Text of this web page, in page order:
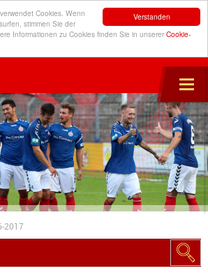
Verstanden
Cookies. Wenn
stimmen Sie der
Informationen zu Cookies finden Sie in unserer Cookie-
2017